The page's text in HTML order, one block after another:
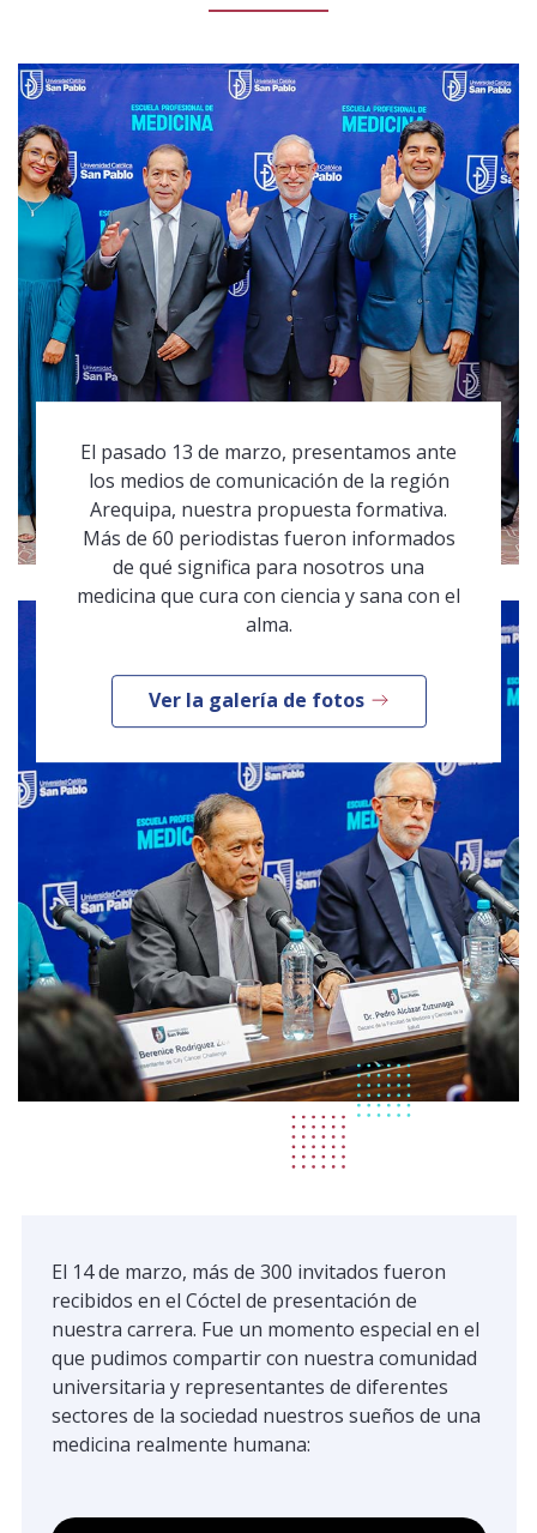
El pasado 13 de marzo, presentamos ante
los medios de comunicación de la región
Arequipa, nuestra propuesta formativa.
Más de 60 periodistas fueron informados
de qué significa para nosotros una
medicina que cura con ciencia y sana con el
alma.
Ver la galería de fotos
El 14 de marzo, más de 300 invitados fueron
recibidos en el Cóctel de presentación de
nuestra carrera. Fue un momento especial en el
que pudimos compartir con nuestra comunidad
universitaria y representantes de diferentes
sectores de la sociedad nuestros sueños de una
medicina realmente humana: